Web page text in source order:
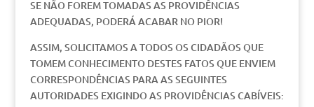
SE NÃO FOREM TOMADAS AS PROVIDÊNCIAS
ADEQUADAS, PODERÁ ACABAR NO PIOR!
ASSIM, SOLICITAMOS A TODOS OS CIDADÃOS QUE
TOMEM CONHECIMENTO DESTES FATOS QUE ENVIEM
CORRESPONDÊNCIAS PARA AS SEGUINTES
AUTORIDADES EXIGINDO AS PROVIDÊNCIAS CABÍVEIS: